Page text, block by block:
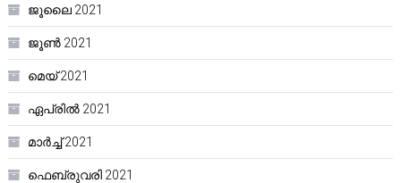
ജൂലൈ 2021
ജൂൺ 2021
മെയ്‌ 2021
ഏപ്രിൽ 2021
മാർച്ച്‌ 2021
ഫെബ്രുവരി 2021